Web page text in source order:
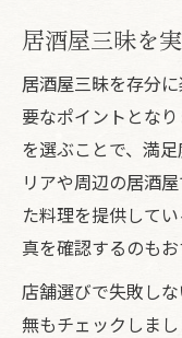
居酒屋三昧を
居酒屋三昧を存分
要なポイントとな
を選ぶことで、満
リアや周辺の居酒
た料理を提供して
真を確認するのもお
店舗選びで失敗し
無もチェックしま